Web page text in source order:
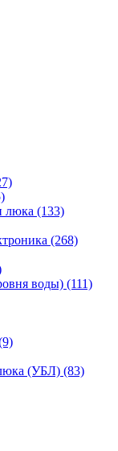
люка (133)
(268)
воды) (111)
(УБЛ) (83)